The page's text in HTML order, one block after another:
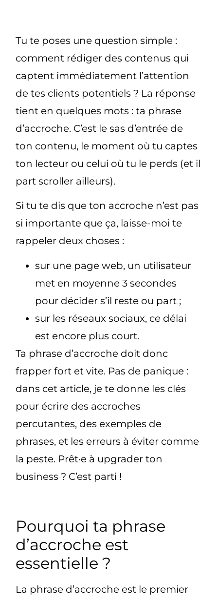
Tu te poses une question simple :
comment rédiger des contenus qui
captent immédiatement l’attention
de tes clients potentiels ? La réponse
tient en quelques mots : ta phrase
d’accroche. C’est le sas d’entrée de
ton contenu, le moment où tu captes
ton lecteur ou celui où tu le perds (et il
part scroller ailleurs).
Si tu te dis que ton accroche n’est pas
si importante que ça, laisse-moi te
rappeler deux choses :
sur une page web, un utilisateur
met en moyenne 3 secondes
pour décider s’il reste ou part ;
sur les réseaux sociaux, ce délai
est encore plus court.
Ta phrase d’accroche doit donc
frapper fort et vite. Pas de panique :
dans cet article, je te donne les clés
pour écrire des accroches
percutantes, des exemples de
phrases, et les erreurs à éviter comme
la peste. Prêt·e à upgrader ton
business ? C’est parti !
Pourquoi ta phrase
d’accroche est
essentielle ?
La phrase d’accroche est le premier